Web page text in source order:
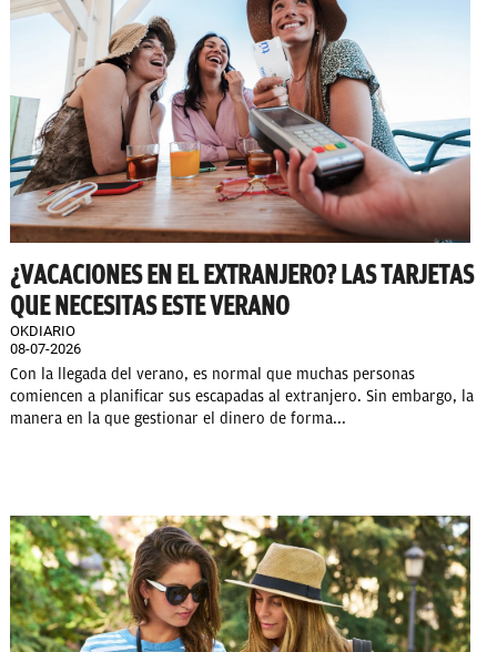
¿VACACIONES EN EL EXTRANJERO? LAS TARJETAS
QUE NECESITAS ESTE VERANO
OKDIARIO
08-07-2026
Con la llegada del verano, es normal que muchas personas
comiencen a planificar sus escapadas al extranjero. Sin embargo, la
manera en la que gestionar el dinero de forma...